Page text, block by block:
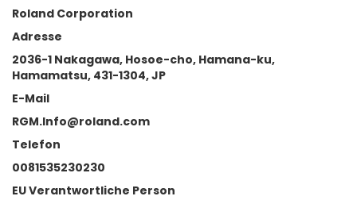
Roland Corporation
Adresse
2036-1 Nakagawa, Hosoe-cho, Hamana-ku,
Hamamatsu, 431-1304, JP
E-Mail
RGM.Info@roland.com
Telefon
0081535230230
EU Verantwortliche Person